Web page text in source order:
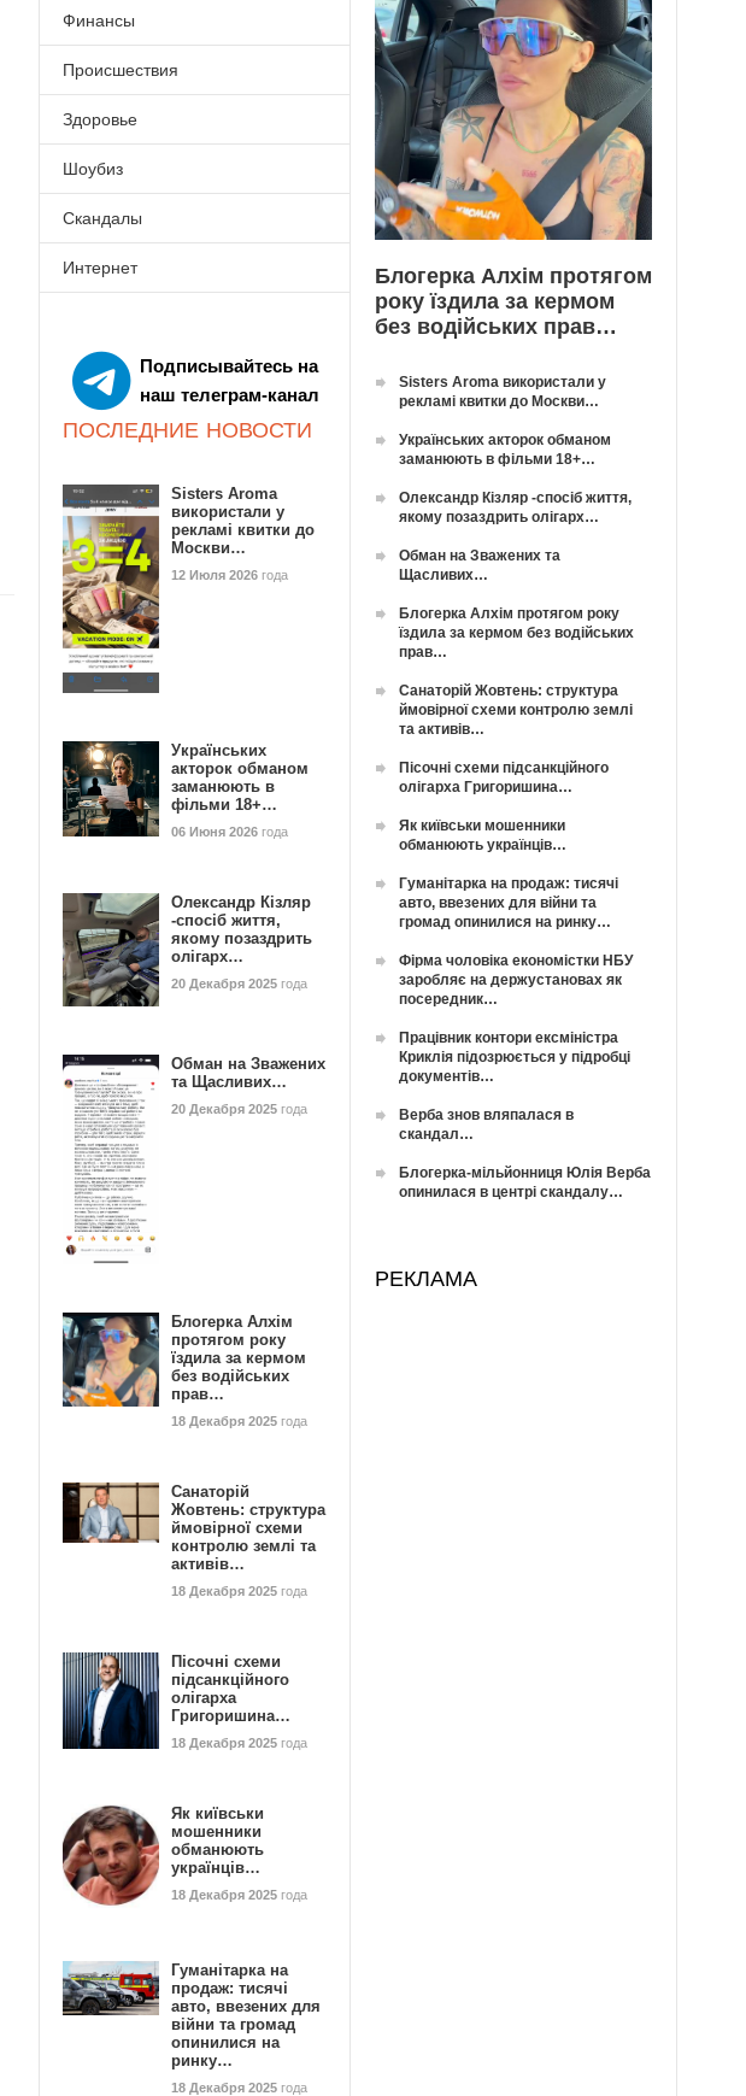
Финансы
Происшествия
Здоровье
Шоубиз
Скандалы
Интернет
Подписывайтесь на
наш телеграм-канал
ПОСЛЕДНИЕ НОВОСТИ
Sisters Aroma
використали у
рекламі квитки до
Москви…
12 Июля 2026 года
Українських
акторок обманом
заманюють в
фільми 18+…
06 Июня 2026 года
Олександр Кізляр
-спосіб життя,
якому позаздрить
олігарх…
20 Декабря 2025 года
Обман на Зважених
та Щасливих…
20 Декабря 2025 года
Блогерка Алхім
протягом року
їздила за кермом
без водійських
прав…
18 Декабря 2025 года
Санаторій
Жовтень: структура
ймовірної схеми
контролю землі та
активів…
18 Декабря 2025 года
Пісочні схеми
підсанкційного
олігарха
Григоришина…
18 Декабря 2025 года
Як київськи
мошенники
обманюють
українців…
18 Декабря 2025 года
Гуманітарка на
продаж: тисячі
авто, ввезених для
війни та громад
опинилися на
ринку…
18 Декабря 2025 года
Блогерка Алхім протягом
року їздила за кермом
без водійських прав…
Sisters Aroma використали у
рекламі квитки до Москви…
Українських акторок обманом
заманюють в фільми 18+…
Олександр Кізляр -спосіб життя,
якому позаздрить олігарх…
Обман на Зважених та
Щасливих…
Блогерка Алхім протягом року
їздила за кермом без водійських
прав…
Санаторій Жовтень: структура
ймовірної схеми контролю землі
та активів…
Пісочні схеми підсанкційного
олігарха Григоришина…
Як київськи мошенники
обманюють українців…
Гуманітарка на продаж: тисячі
авто, ввезених для війни та
громад опинилися на ринку…
Фірма чоловіка економістки НБУ
заробляє на держустановах як
посередник…
Працівник контори ексміністра
Криклія підозрюється у підробці
документів…
Верба знов вляпалася в
скандал…
Блогерка-мільйонниця Юлія Верба
опинилася в центрі скандалу…
РЕКЛАМА